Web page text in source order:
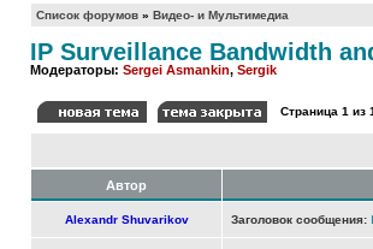
Список форумов » Видео- и Мультимедиа
IP Surveillance Bandwidth
Модераторы: Sergei Asmankin, Sergik
Страница 1 из 1
Автор
Alexandr Shuvarikov Заголовок сообщения: